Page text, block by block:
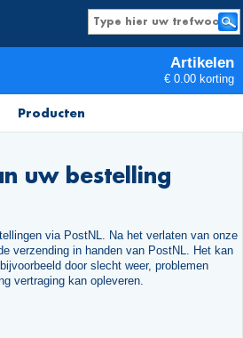
Artikelen
€ 0.00 korting
Producten
uw bestelling
via PostNL. Na het verlaten van onze
verzending in handen van PostNL. Het kan
door slecht weer, problemen
vertraging kan opleveren.